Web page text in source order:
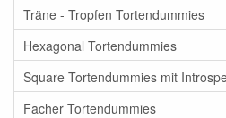
Träne - Tropfen Tortendummies
Hexagonal Tortendummies
Square Tortendummies mit
Facher Tortendummies